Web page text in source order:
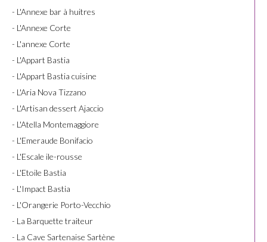
- L'Annexe bar à huitres
- L'Annexe Corte
- L'annexe Corte
- L'Appart Bastia
- L'Appart Bastia cuisine
- L'Aria Nova Tizzano
- L'Artisan dessert Ajaccio
- L'Atella Montemaggiore
- L'Emeraude Bonifacio
- L'Escale ile-rousse
- L'Etoile Bastia
- L'Impact Bastia
- L'Orangerie Porto-Vecchio
- La Barquette traiteur
- La Cave Sartenaise Sartène